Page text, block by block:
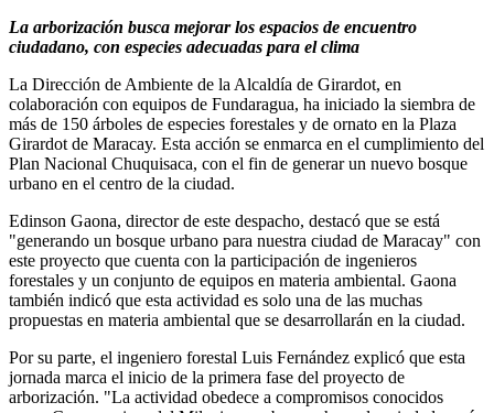
La arborización busca mejorar los espacios de encuentro
ciudadano, con especies adecuadas para el clima
La Dirección de Ambiente de la Alcaldía de Girardot, en
colaboración con equipos de Fundaragua, ha iniciado la siembra de
más de 150 árboles de especies forestales y de ornato en la Plaza
Girardot de Maracay. Esta acción se enmarca en el cumplimiento del
Plan Nacional Chuquisaca, con el fin de generar un nuevo bosque
urbano en el centro de la ciudad.
Edinson Gaona, director de este despacho, destacó que se está
"generando un bosque urbano para nuestra ciudad de Maracay" con
este proyecto que cuenta con la participación de ingenieros
forestales y un conjunto de equipos en materia ambiental. Gaona
también indicó que esta actividad es solo una de las muchas
propuestas en materia ambiental que se desarrollarán en la ciudad.
Por su parte, el ingeniero forestal Luis Fernández explicó que esta
jornada marca el inicio de la primera fase del proyecto de
arborización. "La actividad obedece a compromisos conocidos